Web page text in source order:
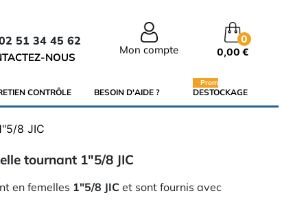
51 34 45 62
NOUS
Mon compte
0
0,00 €
CONTRÔLE BESOIN D'AIDE ? DESTOCKAGE
Promo
8 JIC
tournant 1"5/8 JIC
en femelles 1"5/8 JIC et sont fournis avec